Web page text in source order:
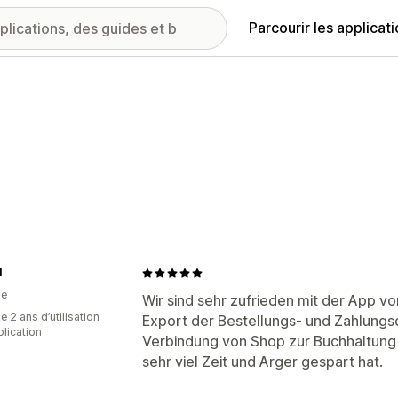
Parcourir les
Wir sind sehr zufrieden mit der App
Export der Bestellungs- und
Verbindung von Shop zur
sehr viel Zeit und Ärger gespart hat.
2 ans d’utilisation